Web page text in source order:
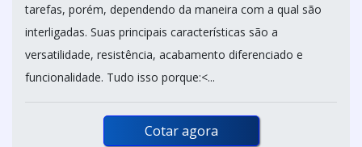
tarefas, porém, dependendo da maneira com a qual são
interligadas. Suas principais características são a
versatilidade, resistência, acabamento diferenciado e
funcionalidade. Tudo isso porque:<...
Cotar agora